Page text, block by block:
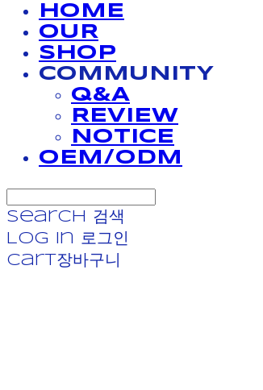
HOME
OUR
SHOP
COMMUNITY
Q&A
REVIEW
NOTICE
OEM/ODM
Search
검색
Log In
로그인
Cart장바구니